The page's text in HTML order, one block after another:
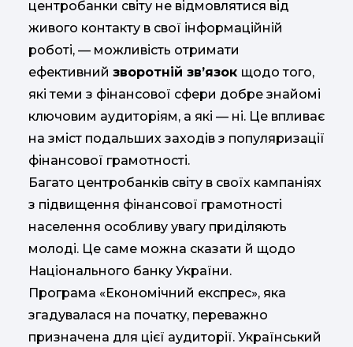
центробанки світу не відмовлятися від
живого контакту в свої інформаційній
роботі, — можливість отримати
ефективний зворотній зв’язок щодо того,
які теми з фінансової сфери добре знайомі
ключовим аудиторіям, а які — ні. Це впливає
на зміст подальших заходів з популяризації
фінансової грамотності.
Багато центробанків світу в своїх кампаніях
з підвищення фінансової грамотності
населення особливу увагу приділяють
молоді. Це саме можна сказати й щодо
Національного банку України.
Програма «Економічний експрес», яка
згадувалася на початку, переважно
призначена для цієї аудиторії. Український